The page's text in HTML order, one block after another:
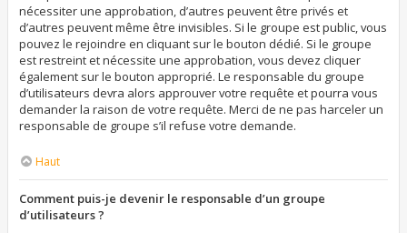
nécessiter une approbation, d’autres peuvent être privés et
d’autres peuvent même être invisibles. Si le groupe est public, vous
pouvez le rejoindre en cliquant sur le bouton dédié. Si le groupe
est restreint et nécessite une approbation, vous devez cliquer
également sur le bouton approprié. Le responsable du groupe
d’utilisateurs devra alors approuver votre requête et pourra vous
demander la raison de votre requête. Merci de ne pas harceler un
responsable de groupe s’il refuse votre demande.
Haut
Comment puis-je devenir le responsable d’un groupe
d’utilisateurs ?